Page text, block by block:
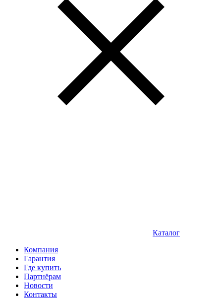
Каталог
Компания
Гарантия
Где купить
Партнёрам
Новости
Контакты